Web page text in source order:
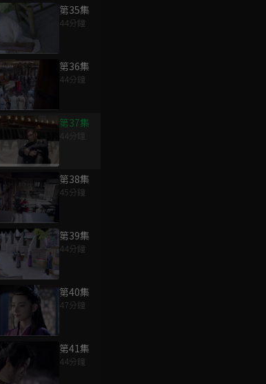
第35集
44分鐘
第36集
44分鐘
第37集
第38集
45分鐘
第39集
44分鐘
第40集
47分鐘
第41集
44分鐘